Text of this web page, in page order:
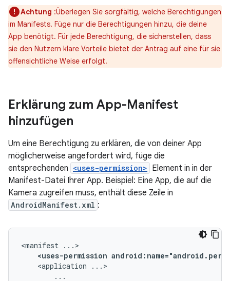
Achtung :Überlegen Sie sorgfältig, welche Berechtigungen
im Manifests. Füge nur die Berechtigungen hinzu, die deine
App benötigt. Für jede Berechtigung, die sicherstellen, dass
sie den Nutzern klare Vorteile bietet der Antrag auf eine für sie
offensichtliche Weise erfolgt.
Erklärung zum App-Manifest
hinzufügen
Um eine Berechtigung zu erklären, die von deiner App
möglicherweise angefordert wird, füge die
entsprechenden <uses-permission> Element in in der
Manifest-Datei Ihrer App. Beispiel: Eine App, die auf die
Kamera zugreifen muss, enthält diese Zeile in
AndroidManifest.xml :
<manifest
<uses-permission
<application